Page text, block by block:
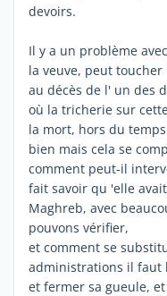
devoirs.
Il y a un problème
la veuve, peut
au décès de l' un des
où la tricherie sur
la mort, hors du
bien mais cela se
comment peut-il
fait savoir qu 'elle
Maghreb, avec
pouvons vérifier,
et comment se
administrations il faut
et fermer sa gueule,